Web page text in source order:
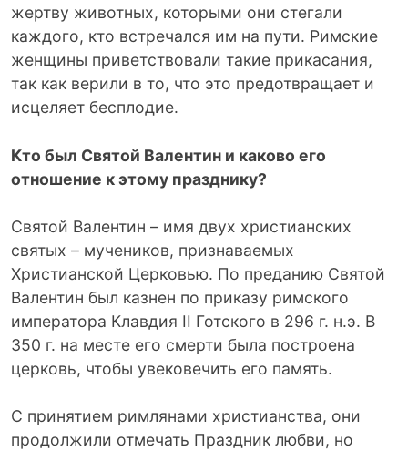
жертву животных, которыми они стегали
каждого, кто встречался им на пути. Римские
женщины приветствовали такие прикасания,
так как верили в то, что это предотвращает и
исцеляет бесплодие.
Кто был Святой Валентин и каково его
отношение к этому празднику?
Святой Валентин – имя двух христианских
святых – мучеников, признаваемых
Христианской Церковью. По преданию Святой
Валентин был казнен по приказу римского
императора Клавдия II Готского в 296 г. н.э. В
350 г. на месте его смерти была построена
церковь, чтобы увековечить его память.
С принятием римлянами христианства, они
продолжили отмечать Праздник любви, но